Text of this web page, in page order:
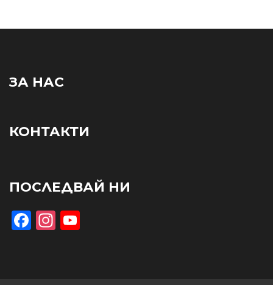
ЗА НАС
КОНТАКТИ
ПОСЛЕДВАЙ НИ
Facebook
Instagram